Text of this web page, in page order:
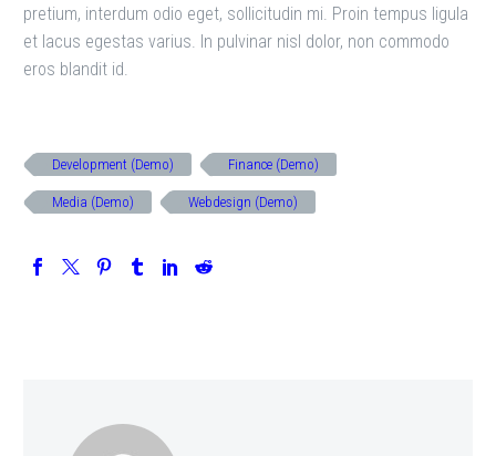
pretium, interdum odio eget, sollicitudin mi. Proin tempus ligula
et lacus egestas varius. In pulvinar nisl dolor, non commodo
eros blandit id.
Development (Demo) Finance (Demo)
Media (Demo) Webdesign (Demo)